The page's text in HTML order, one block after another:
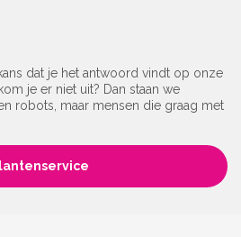
dat je het antwoord vindt op onze
je er niet uit? Dan staan we
robots, maar mensen die graag met